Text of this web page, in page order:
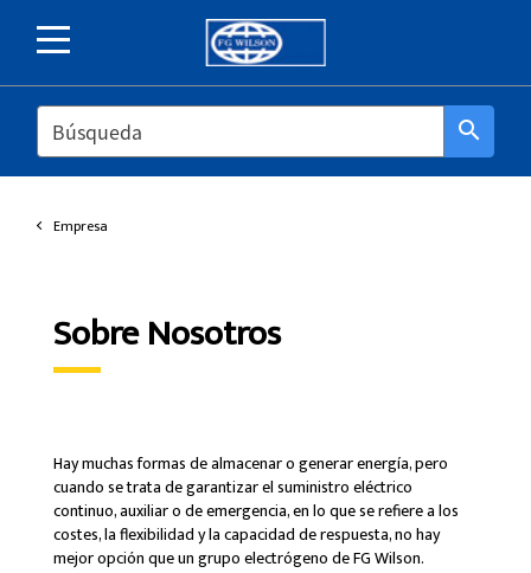
SEARCH search
Empresa
Sobre Nosotros
Hay muchas formas de almacenar o generar energía, pero
cuando se trata de garantizar el suministro eléctrico
continuo, auxiliar o de emergencia, en lo que se refiere a los
costes, la flexibilidad y la capacidad de respuesta, no hay
mejor opción que un grupo electrógeno de FG Wilson.